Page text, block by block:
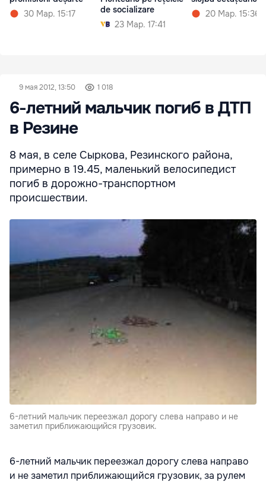
30 Мар. 15:17
de socializare
23 Мар. 17:41
20 Мар. 15:36
9 мая 2012, 13:50 1 018
6-летний мальчик погиб в ДТП
в Резине
8 мая, в селе Сыркова, Резинского района,
примерно в 19.45, маленький велосипедист
погиб в дорожно-транспортном
происшествии.
6-летний мальчик переезжал дорогу слева направо и не
заметил приближающийся грузовик.
6-летний мальчик переезжал дорогу слева направо
и не заметил приближающийся грузовик, за рулем